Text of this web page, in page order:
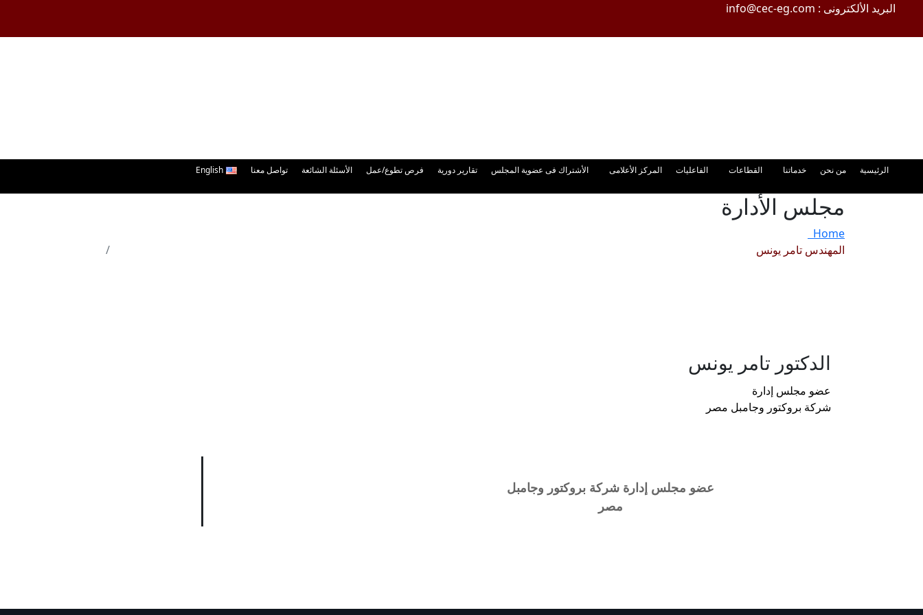
البريد الألكترونى : info@cec-eg.com
الرئيسية من نحن خدماتنا القطاعات الفاعليات المركز الأعلامى الأشتراك فى عضوية المجلس تقارير دورية فرص تطوع/عمل الأسئلة الشائعة تواصل معنا English
مجلس الأدارة
Home
المهندس تامر يونس
الدكتور تامر يونس
عضو مجلس إدارة
شركة بروكتور وجامبل مصر
عضو مجلس إدارة شركة بروكتور وجامبل
مصر